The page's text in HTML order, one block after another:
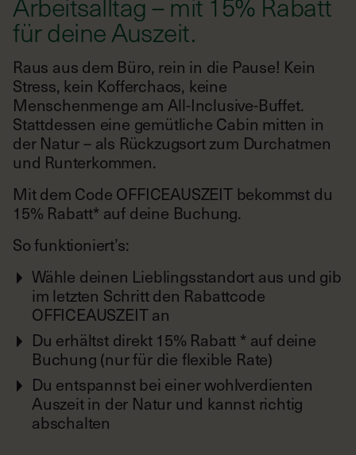
für deine Auszeit.
Raus aus dem Büro, rein in die Pause! Kein
Stress, kein Kofferchaos, keine
Menschenmenge am All-Inclusive-Buffet.
Stattdessen eine gemütliche Cabin mitten in
der Natur – als Rückzugsort zum Durchatmen
und Runterkommen.
Mit dem Code OFFICEAUSZEIT bekommst du
15% Rabatt* auf deine Buchung.
So funktioniert’s:
Wähle deinen Lieblingsstandort aus und gib
im letzten Schritt den Rabattcode
OFFICEAUSZEIT an
Du erhältst direkt 15% Rabatt * auf deine
Buchung (nur für die flexible Rate)
Du entspannst bei einer wohlverdienten
Auszeit in der Natur und kannst richtig
abschalten